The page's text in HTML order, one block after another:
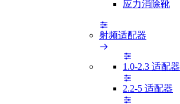
应力消除靴
射频适配器
1.0-2.3 适配器
2.2-5 适配器